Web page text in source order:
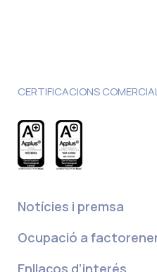
CERTIFICACIONS
Notícies i premsa
Ocupació a
Enllaços d’interés